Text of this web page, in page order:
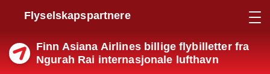
Flyselskapspartnere
Finn Asiana Airlines billige flybilletter fra
Ngurah Rai internasjonale lufthavn